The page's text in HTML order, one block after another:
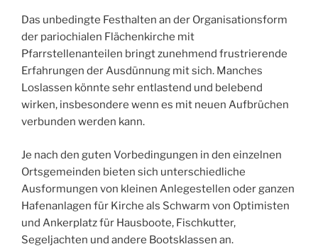
Das unbedingte Festhalten an der Organisationsform
der pariochialen Flächenkirche mit
Pfarrstellenanteilen bringt zunehmend frustrierende
Erfahrungen der Ausdünnung mit sich. Manches
Loslassen könnte sehr entlastend und belebend
wirken, insbesondere wenn es mit neuen Aufbrüchen
verbunden werden kann.
Je nach den guten Vorbedingungen in den einzelnen
Ortsgemeinden bieten sich unterschiedliche
Ausformungen von kleinen Anlegestellen oder ganzen
Hafenanlagen für Kirche als Schwarm von Optimisten
und Ankerplatz für Hausboote, Fischkutter,
Segeljachten und andere Bootsklassen an.